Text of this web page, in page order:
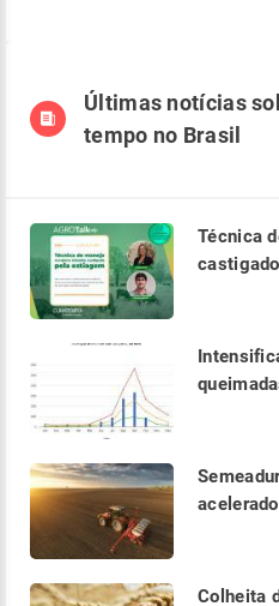
Últimas notícias
tempo no Brasil
Técnica
Colheita